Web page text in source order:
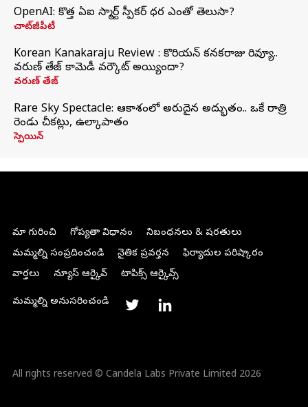
OpenAI: కొత్త ఏఐ స్మార్ట్ స్పీకర్ ధర ఎంతో తెలుసా?
చాట్‌జీపీటీ
Korean Kanakaraju Review : కొరియన్ కనకరాజు రివ్యూ..
వరుణ్ తేజ్ కామెడీ వర్కౌట్ అయ్యిందా?
వరుణ్ తేజ్
Rare Sky Spectacle: ఆకాశంలో అరుదైన అద్భుతం.. ఒకే రాత్రి
రెండు చీకట్లు, ఉల్కాపాతం
స్పెయిన్
మా గురించి గోప్యతా విధానం
నిబంధనలు & షరతులు
మమ్మల్ని సంప్రదించండి
నైతిక ప్రవర్తన
ఫిర్యాదుల పరిష్కారం
వార్తలు
న్యూస్ ఆర్కైవ్ టాపిక్స్ ఆర్కైవ్స్
మమ్మల్ని అనుసరించండి
All rights reserved © Candela Labs Private Limited 2026